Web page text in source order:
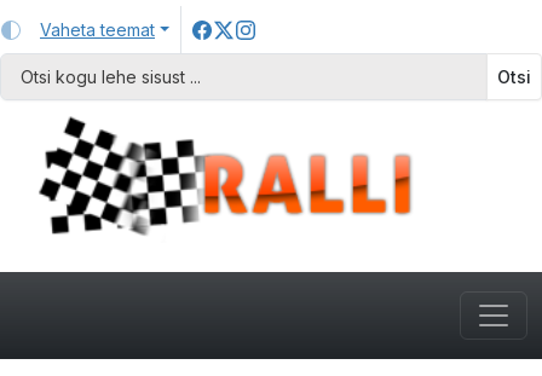
Vaheta teemat
Otsi